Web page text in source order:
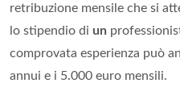
retribuzione mensile che si
lo stipendio di un
comprovata esperienza può
annui e i 5.000 euro mensili.